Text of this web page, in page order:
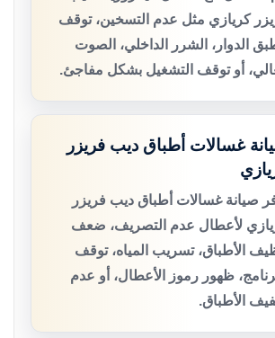
كريازي مثل عدم التسخين، توقف
الدوار، الشرر الداخلي، الصوت
أو توقف التشغيل بشكل مفاجئ.
غسالات أطباق ديب فريزر
صيانة غسالات أطباق ديب فريزر
لأعطال عدم التصريف، ضعف
الأطباق، تسريب المياه، توقف
ظهور رموز الأعطال، أو عدم
الأطباق.